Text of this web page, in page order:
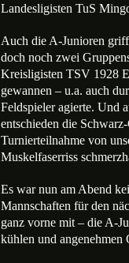
Landesligisten TuS
Auch die A-Junioren
doch noch zwei
Kreisligisten TSV 1928
gewannen – u.a. auch
Feldspieler agierte. Und
entschieden die
Turnierteilnahme von
Muskelfaserriss
Es war nun am Abend
Mannschaften für den
ganz vorne mit – die A-
kühlen und